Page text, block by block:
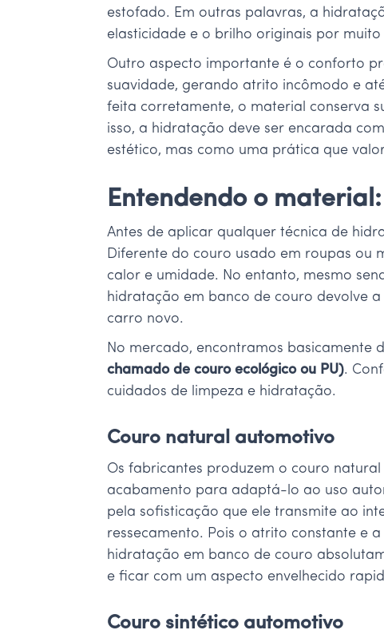
estofado. Em outras palavras, a
elasticidade e o brilho originais por muito
Outro aspecto importante é o conforto
suavidade, gerando atrito incômodo e
feita corretamente, o material conserva
isso, a hidratação deve ser encarada
estético, mas como uma prática que
Entendendo o
Antes de aplicar qualquer técnica de
Diferente do couro usado em roupas ou
calor e umidade. No entanto, mesmo
hidratação em banco de couro devolve
carro novo.
No mercado, encontramos
chamado de couro ecológico ou PU).
cuidados de limpeza e hidratação.
Couro natural automotivo
Os fabricantes produzem o couro
acabamento para adaptá-lo ao uso
pela sofisticação que ele transmite ao
ressecamento. Pois o atrito constante e
hidratação em banco de couro
e ficar com um aspecto envelhecido
Couro sintético automotivo